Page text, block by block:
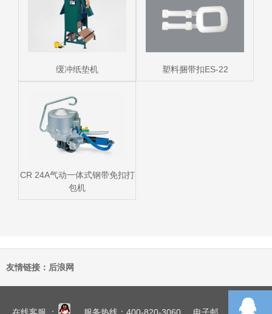
缓冲纸垫机 塑料捆带扣ES-22
CR 24A气动一体式钢带免扣打
包机
友情链接： 后浪网